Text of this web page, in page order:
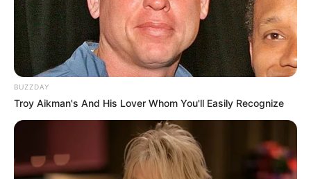
Ambyar! 10 Kalimat Baper
Pakai Bahasa Jawa Ini Bikin
Galau Abis
BUZZDAY
Troy Aikman's And His Lover Whom You'll Easily Recognize